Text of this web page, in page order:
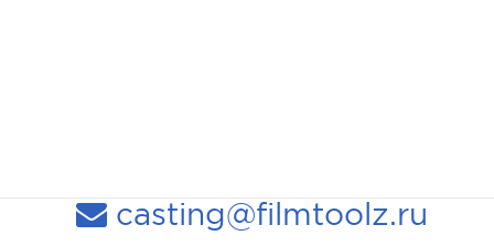
casting@filmtoolz.ru